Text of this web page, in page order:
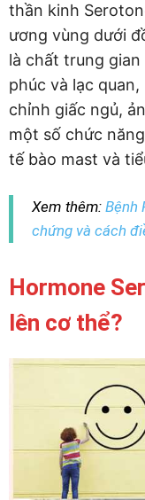
thần kinh
ương vùng dưới
là chất trung gian
phúc và lạc
chỉnh giấc ngủ,
một số chức
tế bào mast và
Xem thêm: Bệnh
chứng và cách
Hormone
lên cơ thể?